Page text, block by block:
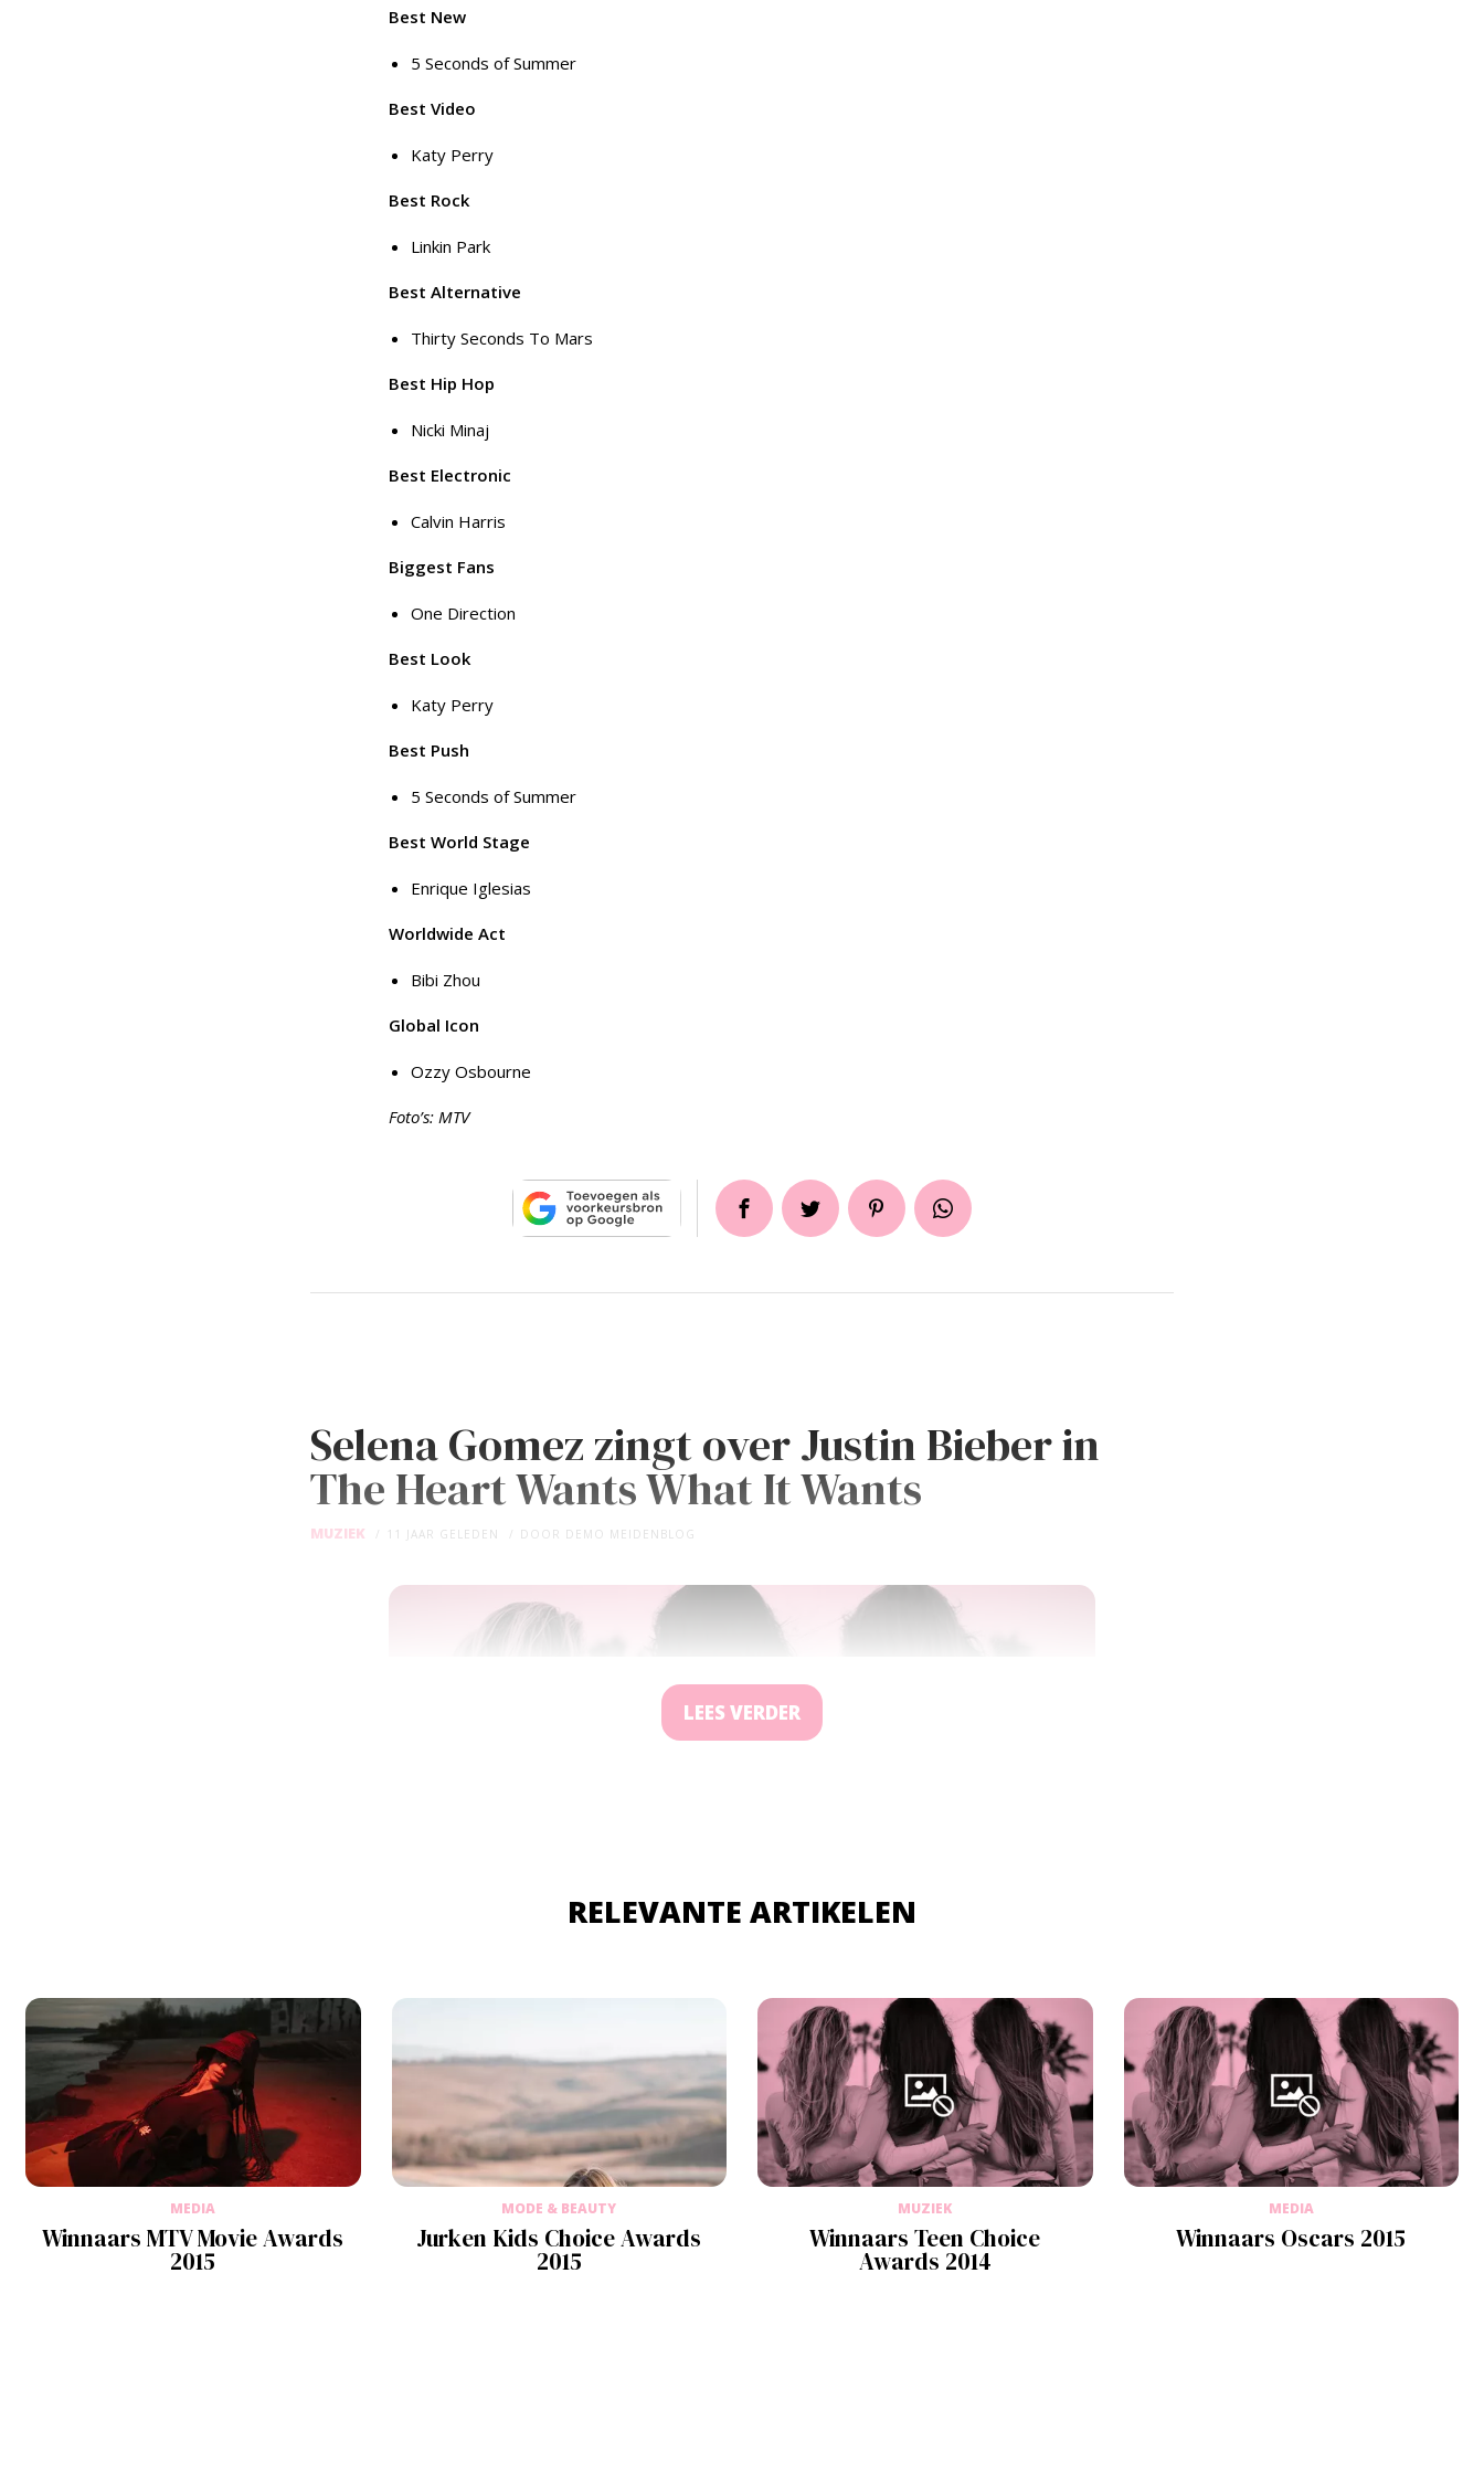
Best New
5 Seconds of Summer
Best Video
Katy Perry
Best Rock
Linkin Park
Best Alternative
Thirty Seconds To Mars
Best Hip Hop
Nicki Minaj
Best Electronic
Calvin Harris
Biggest Fans
One Direction
Best Look
Katy Perry
Best Push
5 Seconds of Summer
Best World Stage
Enrique Iglesias
Worldwide Act
Bibi Zhou
Global Icon
Ozzy Osbourne
Foto’s: MTV
Selena Gomez zingt over Justin Bieber in
The Heart Wants What It Wants
MUZIEK 11 JAAR GELEDEN DOOR DEMO MEIDENBLOG
LEES VERDER
RELEVANTE ARTIKELEN
MEDIA
Winnaars MTV Movie Awards
2015
MODE & BEAUTY
Jurken Kids Choice Awards
2015
MUZIEK
Winnaars Teen Choice
Awards 2014
MEDIA
Winnaars Oscars 2015